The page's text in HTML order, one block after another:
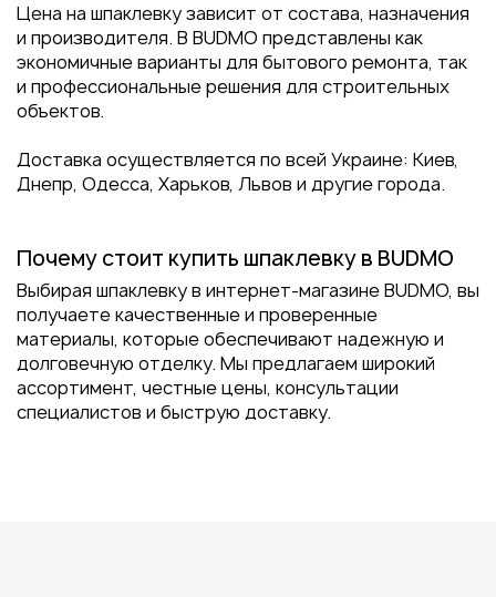
Цена на шпаклевку зависит от состава, назначения
и производителя. В BUDMO представлены как
экономичные варианты для бытового ремонта, так
и профессиональные решения для строительных
объектов.
Доставка осуществляется по всей Украине: Киев,
Днепр, Одесса, Харьков, Львов и другие города.
Почему стоит купить шпаклевку в BUDMO
Выбирая шпаклевку в интернет-магазине BUDMO, вы
получаете качественные и проверенные
материалы, которые обеспечивают надежную и
долговечную отделку. Мы предлагаем широкий
ассортимент, честные цены, консультации
специалистов и быструю доставку.